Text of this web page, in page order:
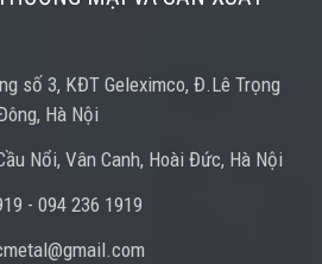
số 3, KĐT Geleximco, Đ.Lê Trọng
Hà Nội
Nổi, Vân Canh, Hoài Đức, Hà Nội
- 094 236 1919